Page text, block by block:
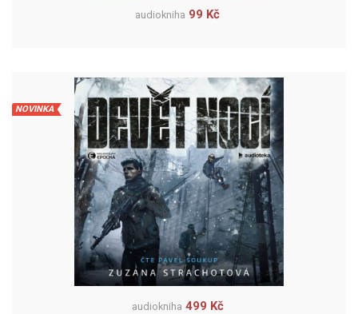
audiokniha 99 Kč
NOVINKA
audiokniha 499 Kč